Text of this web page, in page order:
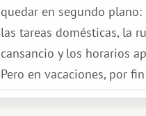
quedar en segundo
las tareas domésticas, la
cansancio y los horarios
Pero en vacaciones, por
espacio para dos y ganas